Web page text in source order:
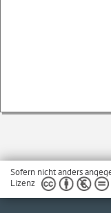
Sofern nicht anders
Lizenz